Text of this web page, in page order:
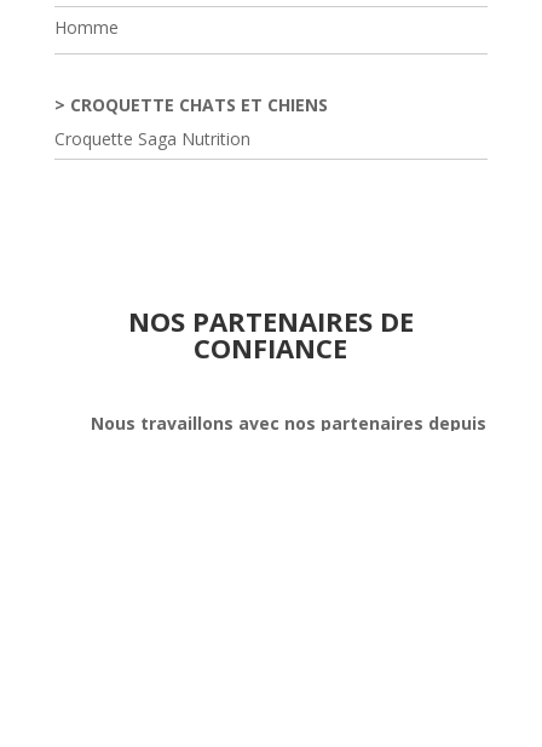
Homme
CROQUETTE CHATS ET CHIENS
Croquette Saga Nutrition
NOS PARTENAIRES DE
CONFIANCE
Nous travaillons avec nos partenaires depuis